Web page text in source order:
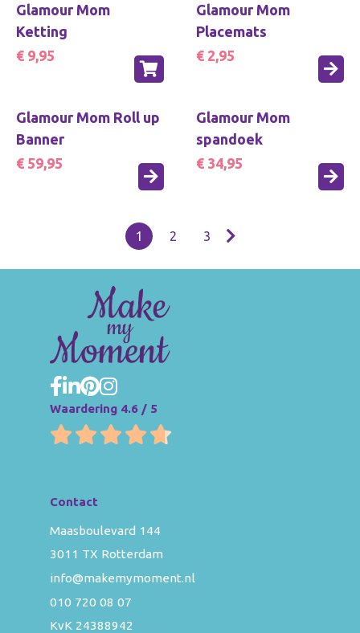
Glamour Mom
Ketting
€ 9,95
Glamour Mom
Placemats
€ 2,95
Glamour Mom Roll up
Banner
€ 59,95
Glamour Mom
spandoek
€ 34,95
1 2 3
Waardering 4.6 / 5
Contact
Maasboulevard 144
3011 TX Rotterdam
info@makemymoment.nl
010 720 08 07
KvK 24388942